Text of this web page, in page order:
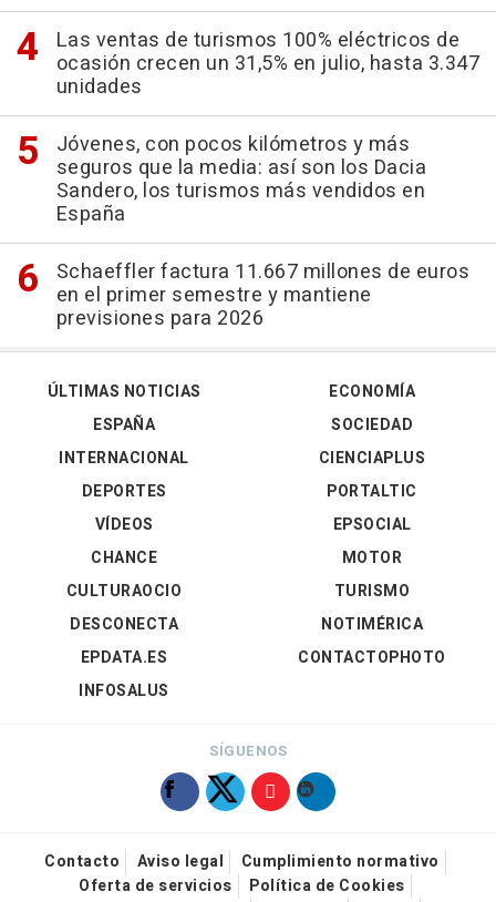
Las ventas de turismos 100% eléctricos de
ocasión crecen un 31,5% en julio, hasta 3.347
unidades
Jóvenes, con pocos kilómetros y más
seguros que la media: así son los Dacia
Sandero, los turismos más vendidos en
España
Schaeffler factura 11.667 millones de euros
en el primer semestre y mantiene
previsiones para 2026
ÚLTIMAS NOTICIAS
ESPAÑA
INTERNACIONAL
DEPORTES
VÍDEOS
ECONOMÍA
SOCIEDAD
CIENCIAPLUS
PORTALTIC
EPSOCIAL
CHANCE
CULTURAOCIO
DESCONECTA
EPDATA.ES
INFOSALUS
MOTOR
TURISMO
NOTIMÉRICA
CONTACTOPHOTO
SÍGUENOS
Contacto Aviso legal
Cumplimiento normativo
Oferta de servicios
Política de Cookies